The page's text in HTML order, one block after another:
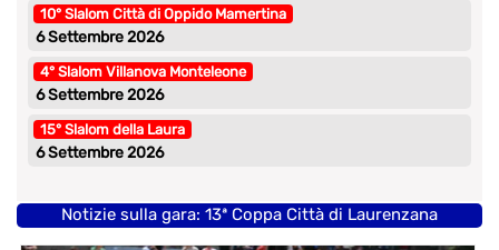
10° Slalom Città di Oppido Mamertina
6 Settembre 2026
4° Slalom Villanova Monteleone
6 Settembre 2026
15° Slalom della Laura
6 Settembre 2026
Notizie sulla gara: 13ª Coppa Città di Laurenzana